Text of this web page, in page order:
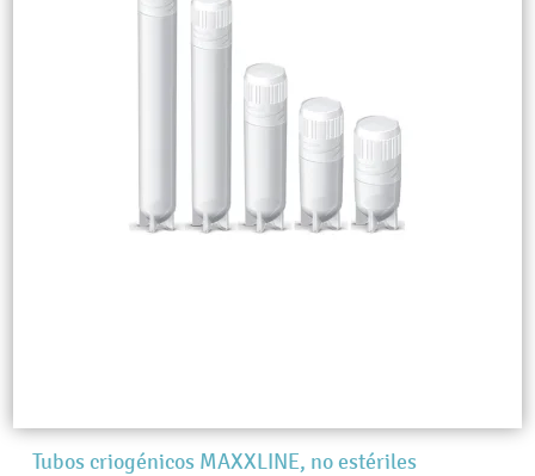
Tubos criogénicos MAXXLINE, no estériles